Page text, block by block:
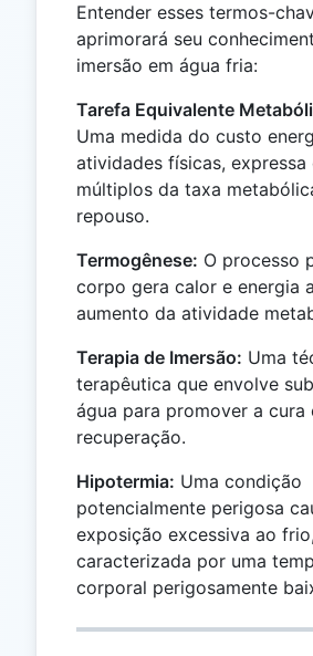
Entender esses termos-
aprimorará seu
imersão em água fria:
Tarefa Equivalente
Uma medida do custo
atividades físicas, expressa
múltiplos da taxa
repouso.
Termogênese: O processo
corpo gera calor e energia
aumento da atividade
Terapia de Imersão: Uma
terapêutica que envolve
água para promover a cura
recuperação.
Hipotermia: Uma condição
potencialmente perigosa
exposição excessiva ao frio,
caracterizada por uma
corporal perigosamente